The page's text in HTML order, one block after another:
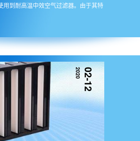
用到耐高温中效空气过滤器。由于其特
02-12
2020